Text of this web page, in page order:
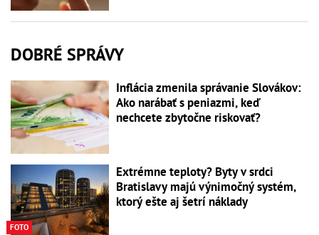
DOBRÉ SPRÁVY
Inflácia zmenila správanie Slovákov:
Ako narábať s peniazmi, keď
nechcete zbytočne riskovať?
FOTO
Extrémne teploty? Byty v srdci
Bratislavy majú výnimočný systém,
ktorý ešte aj šetrí náklady